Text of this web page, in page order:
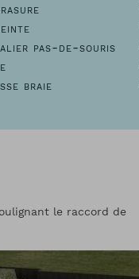
pas-de-souris
braie
le raccord de